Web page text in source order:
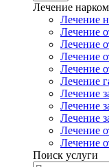
Лечение
Лечение
Лечение
Лечение
Лечение
Лечение
Лечение
Лечение
Лечение
Лечение
Лечение
Лечение
Поиск услуги